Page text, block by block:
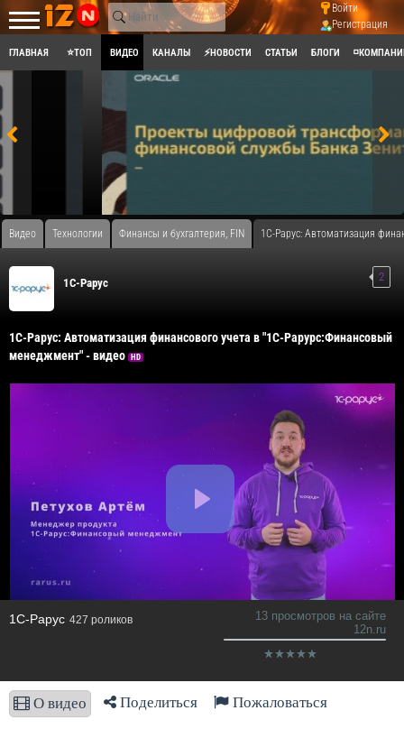
Войти
Регистрация
ГЛАВНАЯ ⭐ТОП ВИДЕО КАНАЛЫ ⚡НОВОСТИ СТАТЬИ БЛОГИ
Видео Технологии Финансы и бухгалтерия, FIN 1С-Рарус: Автоматизация
1C-Рарус 2
1С-Рарус: Автоматизация финансового учета в "1С-Рарурс:Финансовый
менеджмент" - видео
HD
1C-Рарус 427 роликов
13 просмотров на сайте
12n.ru
О видео Поделиться Пожаловаться